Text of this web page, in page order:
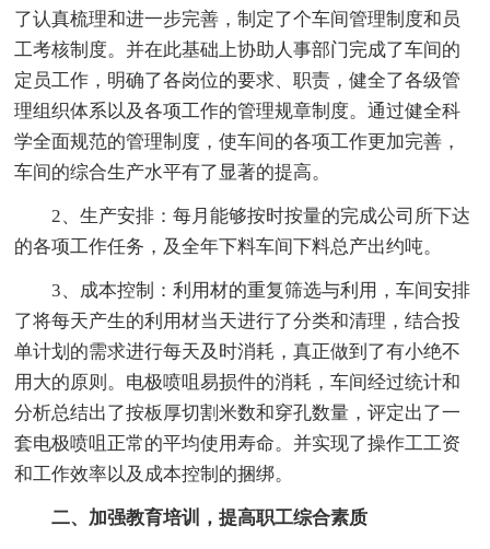
了认真梳理和进一步完善，制定了个车间管理制度和员
工考核制度。并在此基础上协助人事部门完成了车间的
定员工作，明确了各岗位的要求、职责，健全了各级管
理组织体系以及各项工作的管理规章制度。通过健全科
学全面规范的管理制度，使车间的各项工作更加完善，
车间的综合生产水平有了显著的提高。
2、生产安排：每月能够按时按量的完成公司所下达
的各项工作任务，及全年下料车间下料总产出约吨。
3、成本控制：利用材的重复筛选与利用，车间安排
了将每天产生的利用材当天进行了分类和清理，结合投
单计划的需求进行每天及时消耗，真正做到了有小绝不
用大的原则。电极喷咀易损件的消耗，车间经过统计和
分析总结出了按板厚切割米数和穿孔数量，评定出了一
套电极喷咀正常的平均使用寿命。并实现了操作工工资
和工作效率以及成本控制的捆绑。
二、加强教育培训，提高职工综合素质